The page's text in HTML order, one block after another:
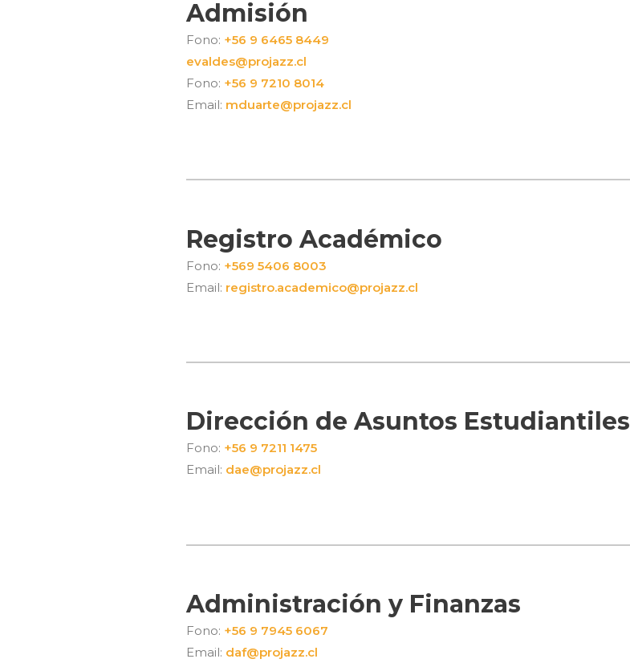
Admisión
Fono: +56 9 6465 8449
evaldes@projazz.cl
Fono: +56 9 7210 8014
Email: mduarte@projazz.cl
Registro Académico
Fono: +569 5406 8003
Email: registro.academico@projazz.cl
Dirección de Asuntos Estudiantiles
Fono: +56 9 7211 1475
Email: dae@projazz.cl
Administración y Finanzas
Fono: +56 9 7945 6067
Email: daf@projazz.cl